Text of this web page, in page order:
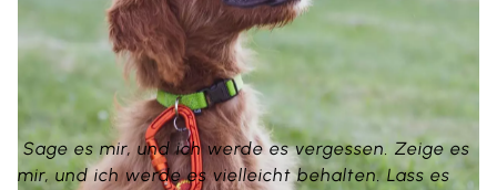
Sage es mir, und ich werde es vergessen. Zeige es
mir, und ich werde es vielleicht behalten. Lass es